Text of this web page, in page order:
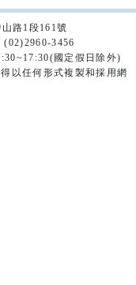
路1段161號
(02)2960-3456
國定假日除外)
以任何形式複製和採用網